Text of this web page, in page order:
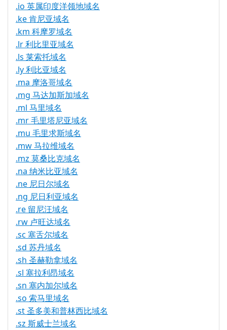
.io 英属印度洋领地域名
.ke 肯尼亚域名
.km 科摩罗域名
.lr 利比里亚域名
.ls 莱索托域名
.ly 利比亚域名
.ma 摩洛哥域名
.mg 马达加斯加域名
.ml 马里域名
.mr 毛里塔尼亚域名
.mu 毛里求斯域名
.mw 马拉维域名
.mz 莫桑比克域名
.na 纳米比亚域名
.ne 尼日尔域名
.ng 尼日利亚域名
.re 留尼汪域名
.rw 卢旺达域名
.sc 塞舌尔域名
.sd 苏丹域名
.sh 圣赫勒拿域名
.sl 塞拉利昂域名
.sn 塞内加尔域名
.so 索马里域名
.st 圣多美和普林西比域名
.sz 斯威士兰域名